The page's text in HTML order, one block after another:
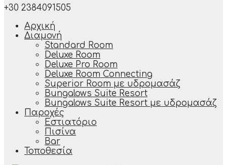
+30 2384091505
Αρχική
Διαμονή
Standard Room
Deluxe Room
Deluxe Pro Room
Deluxe Room Connecting
Superior Room με υδρομασάζ
Bungalows Suite Resort
Bungalows Suite Resort με υδρομασάζ
Παροχές
Εστιατόριο
Πισίνα
Bar
Τοποθεσία